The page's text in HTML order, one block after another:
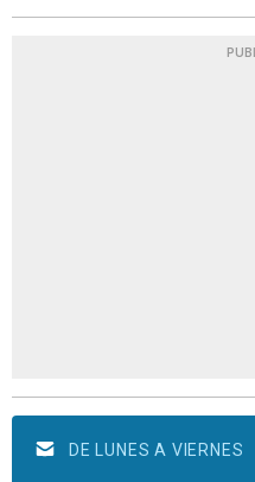
DE LUNES A VIERNES